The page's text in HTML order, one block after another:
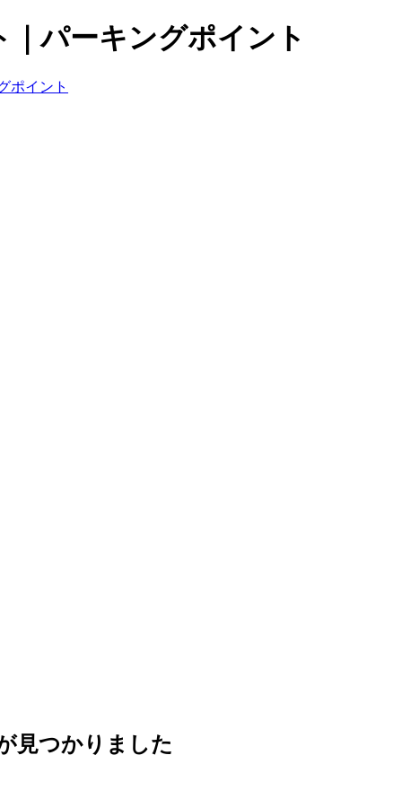
パーキングポイント
ポイント
見つかりました